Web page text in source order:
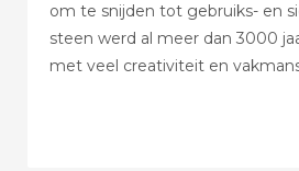
om te snijden tot gebruiks- en
steen werd al meer dan 3000
met veel creativiteit en